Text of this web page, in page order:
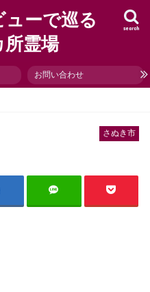
ーで巡る
所霊場
search
お問い合わせ
さぬき市